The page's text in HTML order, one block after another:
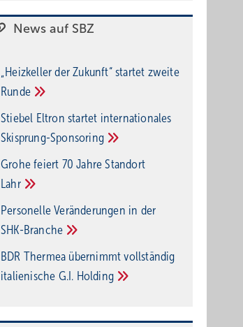
News auf SBZ
„Heizkeller der Zu­kunft“ star­tet zwei­te
Run­de
Stiebel Eltron startet internatio­nales
Ski­sprung-Spon­soring
Grohe feiert 70 Jahre Standort
Lahr
Personelle Veränderungen in der
SHK-Branche
BDR Thermea übernimmt vollständig
italienische G.I. Holding